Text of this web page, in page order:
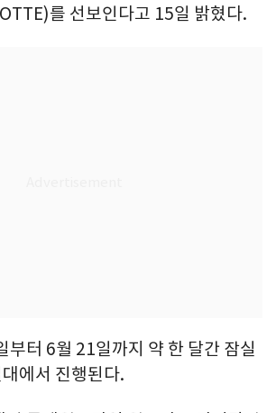
를 선보인다고 15일 밝혔다.
부터 6월 21일까지 약 한 달간 잠실
에서 진행된다.